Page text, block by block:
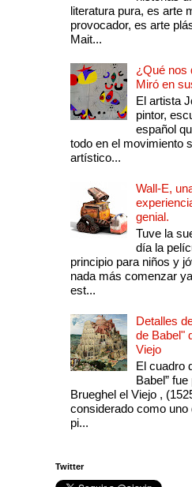
literatura pura, es arte
provocador, es arte
Mait...
¿Qué nos
Miró en
El artista
pintor,
español
todo en el movimiento
artístico...
Wall-E,
genial.
Tuve la
día la
principio para niños y
nada más comenzar
est...
Detalles
de Babel"
Viejo
El cuadro
Babel”
Brueghel el Viejo ,
considerado como
pi...
Twitter